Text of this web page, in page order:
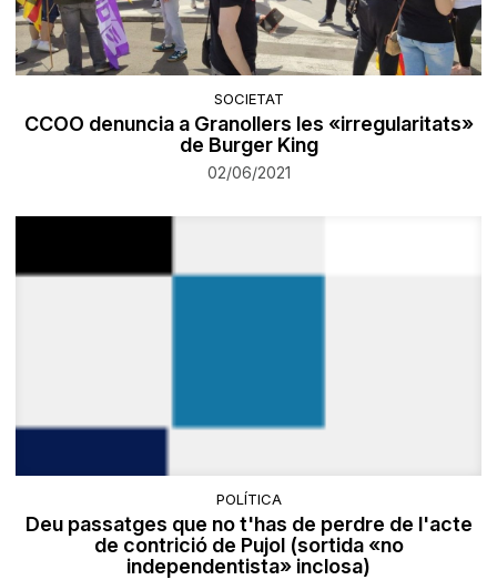
SOCIETAT
​CCOO denuncia a Granollers les «irregularitats»
de Burger King
02/06/2021
POLÍTICA
Deu passatges que no t'has de perdre de l'acte
de contrició de Pujol (sortida «no
independentista» inclosa)